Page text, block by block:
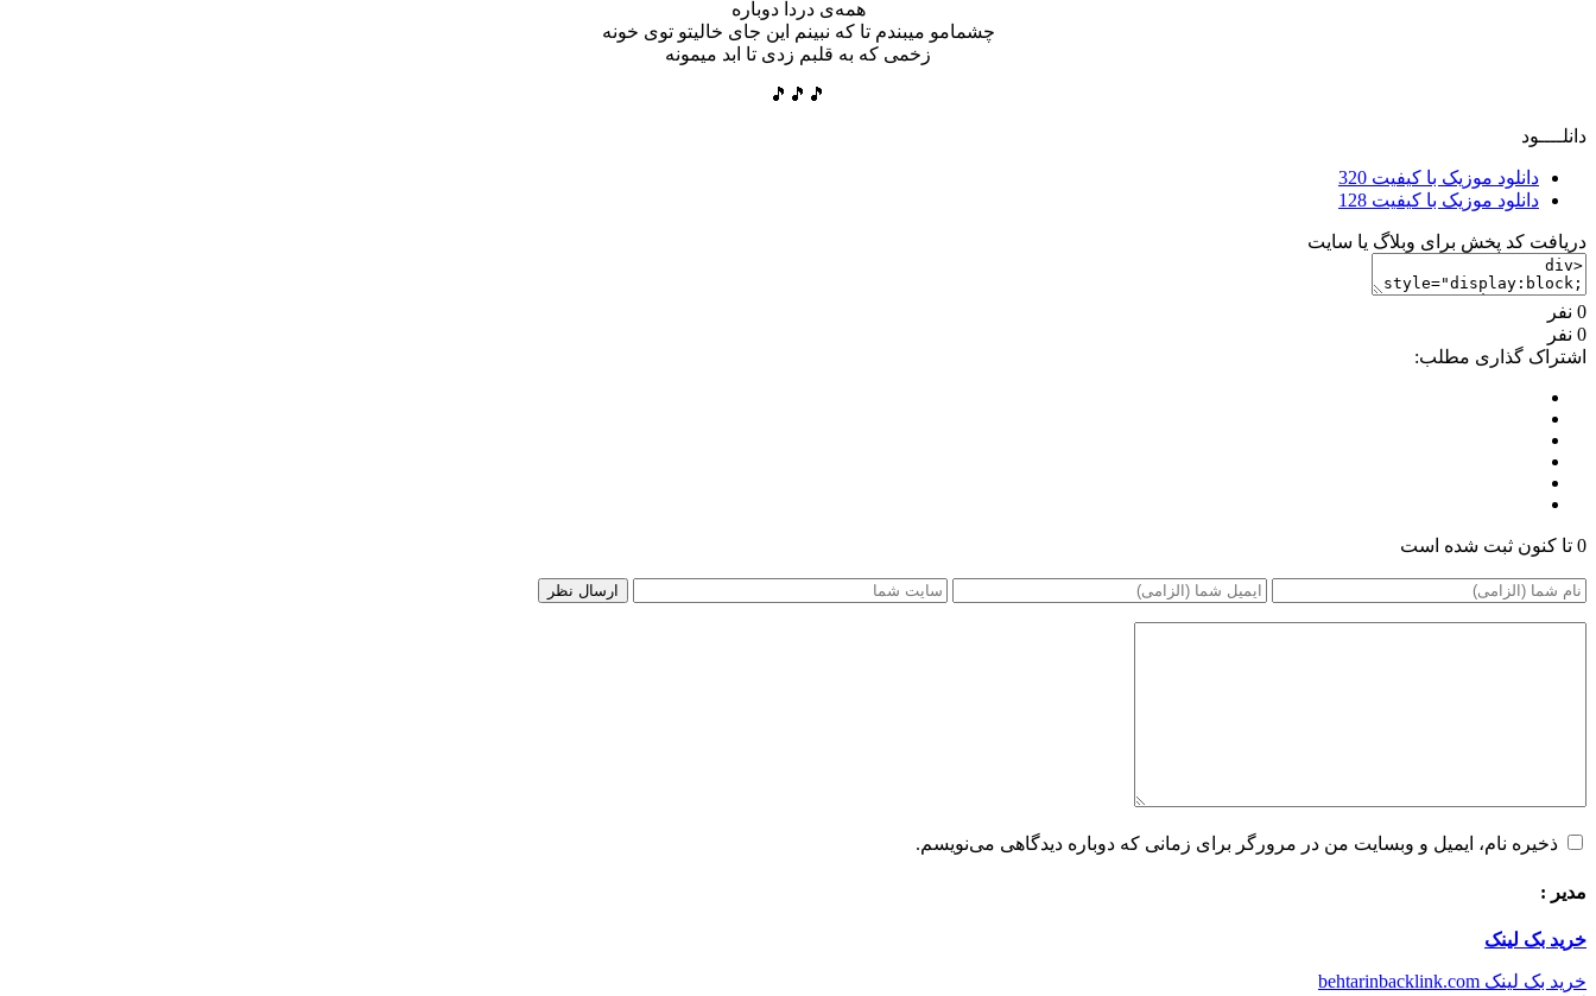
همه‌ی دردا دوباره
چشمامو میبندم تا که نبینم این جای خالیتو توی خونه
زخمی که به قلبم زدی تا ابد میمونه
🎵🎵🎵
دانلــــود
دانلود موزیک با کیفیت 320
دانلود موزیک با کیفیت 128
دریافت کد پخش برای وبلاگ یا سایت
0 نفر
0 نفر
اشتراک گذاری مطلب:
0 تا کنون ثبت شده است
ذخیره نام، ایمیل و وبسایت من در مرورگر برای زمانی که دوباره دیدگاهی می‌نویسم.
مدیر :
خرید بک لینک
خرید بک لینک behtarinbacklink.com